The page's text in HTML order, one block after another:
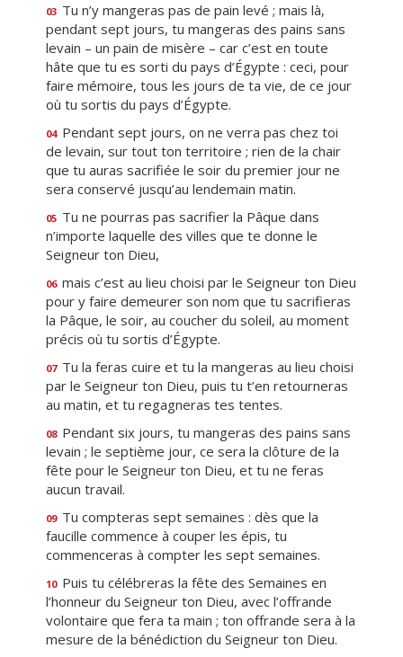
03 Tu n’y mangeras pas de pain levé ; mais là,
pendant sept jours, tu mangeras des pains sans
levain – un pain de misère – car c’est en toute
hâte que tu es sorti du pays d’Égypte : ceci, pour
faire mémoire, tous les jours de ta vie, de ce jour
où tu sortis du pays d’Égypte.
04 Pendant sept jours, on ne verra pas chez toi
de levain, sur tout ton territoire ; rien de la chair
que tu auras sacrifiée le soir du premier jour ne
sera conservé jusqu’au lendemain matin.
05 Tu ne pourras pas sacrifier la Pâque dans
n’importe laquelle des villes que te donne le
Seigneur ton Dieu,
06 mais c’est au lieu choisi par le Seigneur ton Dieu
pour y faire demeurer son nom que tu sacrifieras
la Pâque, le soir, au coucher du soleil, au moment
précis où tu sortis d’Égypte.
07 Tu la feras cuire et tu la mangeras au lieu choisi
par le Seigneur ton Dieu, puis tu t’en retourneras
au matin, et tu regagneras tes tentes.
08 Pendant six jours, tu mangeras des pains sans
levain ; le septième jour, ce sera la clôture de la
fête pour le Seigneur ton Dieu, et tu ne feras
aucun travail.
09 Tu compteras sept semaines : dès que la
faucille commence à couper les épis, tu
commenceras à compter les sept semaines.
10 Puis tu célébreras la fête des Semaines en
l’honneur du Seigneur ton Dieu, avec l’offrande
volontaire que fera ta main ; ton offrande sera à la
mesure de la bénédiction du Seigneur ton Dieu.